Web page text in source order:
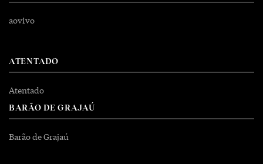
aovivo
ATENTADO
Atentado
BARÃO DE GRAJAÚ
Barão de Grajaú